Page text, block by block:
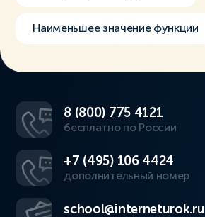
Наименьшее значение функции
8 (800) 775 4121
бесплатно по России
+7 (495) 106 4424
дополнительный номер
school@interneturok.ru